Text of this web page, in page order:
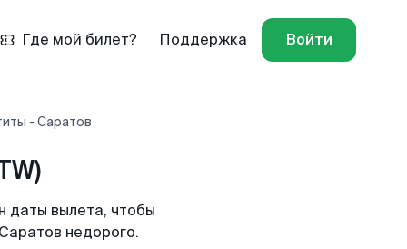
Где мой билет? Поддержка Войти
- Саратов
даты вылета, чтобы
недорого.